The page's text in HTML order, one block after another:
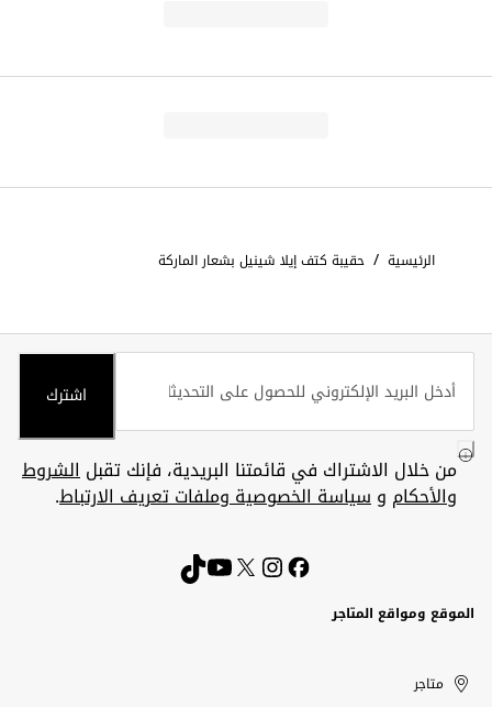
الرئيسية / حقيبة كتف إيلا شينيل بشعار الماركة
اشترك
من خلال الاشتراك في قائمتنا البريدية، فإنك تقبلالشروط
والأحكام وسياسة الخصوصية وملفات تعريف الارتباط.
الموقع ومواقع المتاجر
United
Kuwait
الإمارات
الكويت
متاجر